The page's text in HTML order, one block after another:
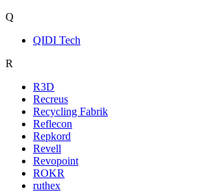
Q
QIDI Tech
R
R3D
Recreus
Recycling Fabrik
Reflecon
Repkord
Revell
Revopoint
ROKR
ruthex